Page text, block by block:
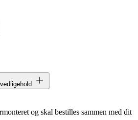
og skal bestilles sammen med dit